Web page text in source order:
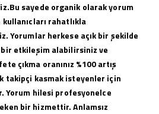
sayede organik olarak yorum
kullanıcları rahatlıkla
Yorumlar herkese açık bir şekilde
etkileşim alabilirsiniz ve
çıkma oranınız %100 artış
takipçi kasmak isteyenler için
Yorum hilesi profesyonelce
bir hizmettir. Anlamsız